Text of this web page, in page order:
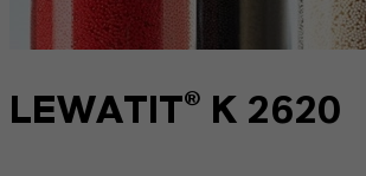
LEWATIT® K 2620